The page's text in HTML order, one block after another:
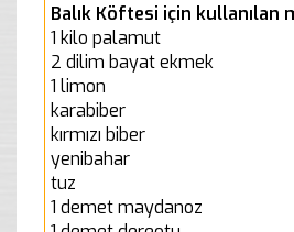
Balık Köftesi için kullanılan
1 kilo palamut
2 dilim bayat ekmek
1 limon
karabiber
kırmızı biber
yenibahar
tuz
1 demet maydanoz